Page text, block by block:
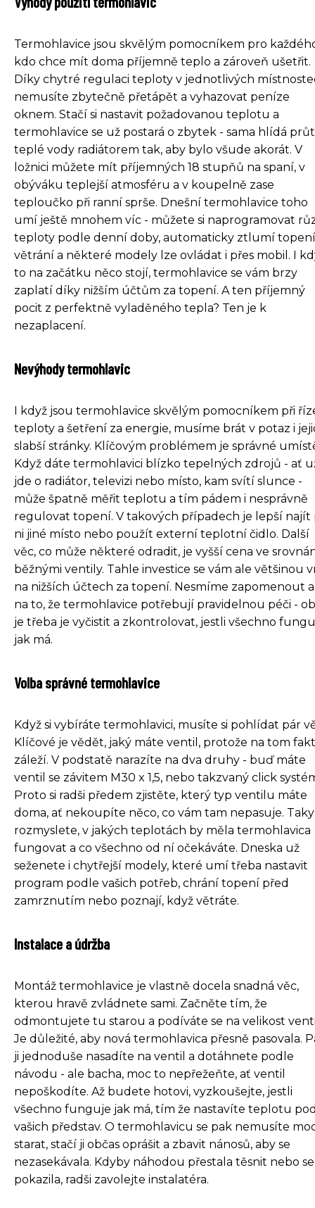
Termohlavice jsou skvělým pomocníkem pro
kdo chce mít doma příjemně teplo a zároveň ušetřit.
Díky chytré regulaci teploty v jednotlivých
nemusíte zbytečně přetápět a vyhazovat peníze
oknem. Stačí si nastavit požadovanou teplotu a
termohlavice se už postará o zbytek - sama hlídá
teplé vody radiátorem tak, aby bylo všude akorát. V
ložnici můžete mít příjemných 18 stupňů na spaní, v
obýváku teplejší atmosféru a v koupelně zase
teploučko při ranní sprše. Dnešní termohlavice toho
umí ještě mnohem víc - můžete si naprogramovat
teploty podle denní doby, automaticky ztlumí
větrání a některé modely lze ovládat i přes mobil. I
to na začátku něco stojí, termohlavice se vám brzy
zaplatí díky nižším účtům za topení. A ten příjemný
pocit z perfektně vyladěného tepla? Ten je k
nezaplacení.
Nevýhody termohlavic
I když jsou termohlavice skvělým pomocníkem při
teploty a šetření za energie, musíme brát v potaz i
slabší stránky. Klíčovým problémem je správné
Když dáte termohlavici blízko tepelných zdrojů - ať
jde o radiátor, televizi nebo místo, kam svítí slunce -
může špatně měřit teplotu a tím pádem i nesprávně
regulovat topení. V takových případech je lepší najít
ni jiné místo nebo použít externí teplotní čidlo. Další
věc, co může některé odradit, je vyšší cena ve
běžnými ventily. Tahle investice se vám ale většinou
na nižších účtech za topení. Nesmíme zapomenout
na to, že termohlavice potřebují pravidelnou péči -
je třeba je vyčistit a zkontrolovat, jestli všechno
jak má.
Volba správné termohlavice
Když si vybíráte termohlavici, musíte si pohlídat pár
Klíčové je vědět, jaký máte ventil, protože na tom fakt
záleží. V podstatě narazíte na dva druhy - buď máte
ventil se závitem M30 x 1,5, nebo takzvaný click
Proto si radši předem zjistěte, který typ ventilu máte
doma, ať nekoupíte něco, co vám tam nepasuje. Taky
rozmyslete, v jakých teplotách by měla termohlavica
fungovat a co všechno od ní očekáváte. Dneska už
seženete i chytřejší modely, které umí třeba nastavit
program podle vašich potřeb, chrání topení před
zamrznutím nebo poznají, když větráte.
Instalace a údržba
Montáž termohlavice je vlastně docela snadná věc,
kterou hravě zvládnete sami. Začněte tím, že
odmontujete tu starou a podíváte se na velikost
Je důležité, aby nová termohlavica přesně pasovala.
ji jednoduše nasadíte na ventil a dotáhnete podle
návodu - ale bacha, moc to nepřežeňte, ať ventil
nepoškodíte. Až budete hotovi, vyzkoušejte, jestli
všechno funguje jak má, tím že nastavíte teplotu
vašich představ. O termohlavicu se pak nemusíte
starat, stačí ji občas oprášit a zbavit nánosů, aby se
nezasekávala. Kdyby náhodou přestala těsnit nebo se
pokazila, radši zavolejte instalatéra.